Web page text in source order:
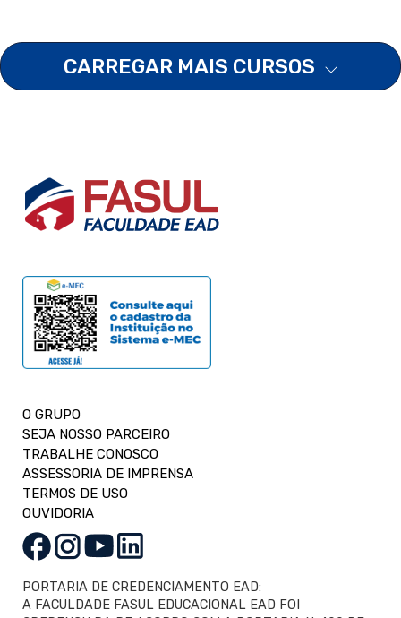
CARREGAR MAIS CURSOS
O GRUPO
SEJA NOSSO PARCEIRO
TRABALHE CONOSCO
ASSESSORIA DE IMPRENSA
TERMOS DE USO
OUVIDORIA
PORTARIA DE CREDENCIAMENTO EAD:
A FACULDADE FASUL EDUCACIONAL EAD FOI